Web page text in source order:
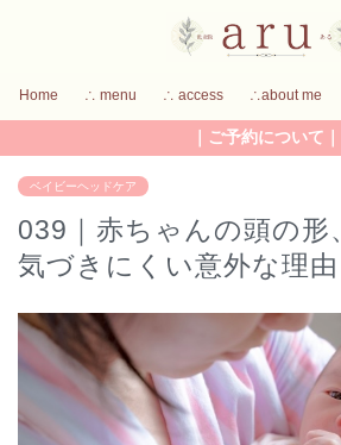
Home ∴ menu ∴ access ∴about me
｜ご予約について｜
ベイビーヘッドケア
039｜赤ちゃんの頭の形
気づきにくい意外な理由